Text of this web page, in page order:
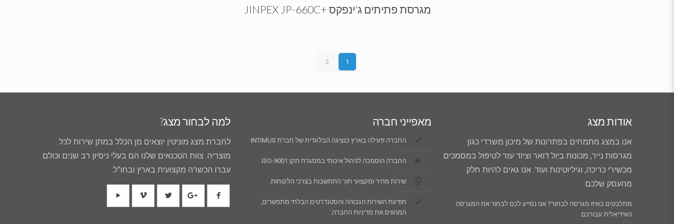
מגרסת פתיתים ג'ינפקס +JINPEX JP-660C
1
2
אודות מצג
אנו במצג מתמחים בפתרונות של מיכון משרדי כגון
מגרסות נייר, מכונות ביול דואר וציוד עזר לטיפול במסמכים
מכשירי כריכה, וגיליוטינות ועוד. אנו גאים להיות חלק
מהעסק שלכם
מתלבטים באיזו מגרסה לבחור? אנו נסייע לכם לבחור את המגרסה
האידיאלית עבורכם.
מאפייני חברה
החברה פעילה בארץ כנציגה הבלעדית של חברת INTIMUS
החברה הוסמכה לניהול איכותי במסגרת תקן ISO-9001.
שירות מהיר ומקצועי תוך התחשבות בצרכי הלקוחות.
תודעת השירות הגבוהה והסטנדרטים הבלתי מתפשרים,
המהווים את מדיניות החברה.
למה לבחור מצג?
לחברת מצג מוניטין יוצאים מן הכלל במתן שירות לכל
מוצריה. צוות הטכנאים שלנו הם בעלי ניסיון רב שנים וכולם
עברו הכשרה מקצועית בארץ ובחו”ל.